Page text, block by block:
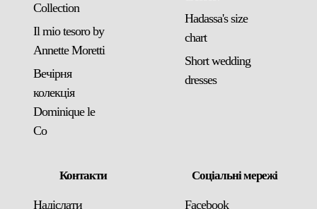
Collection
Il mio tesoro by
Annette Moretti
Вечірня
колекція
Dominique le
Co
Hadassa's size
chart
Short wedding
dresses
Контакти
Надіслати
Соціальні мережі
Facebook